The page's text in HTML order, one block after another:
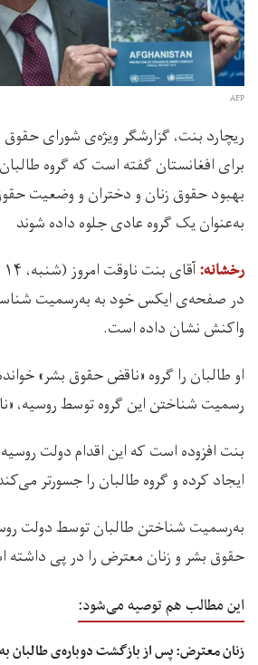
AFP
ریچارد بنت، گزارشگر ویژه‌ی شورای‌
برای افغانستان گفته است که گروه
بهبود حقوق زنان و دختران و وضعیت
به‌عنوان یک گروه عادی جلوه داده شوند
رخشانه:
در صفحه‌ی ایکس خود به به‌رسمیت
واکنش نشان داده است.
او طالبان را گروه «ناقض حقوق بشر»
رسمیت شناختن این گروه توسط روسیه،
بنت افزوده است که این اقدام دولت
ایجاد کرده و گروه طالبان را جسورتر
به‌رسمیت شناختن طالبان توسط دولت
حقوق بشر و زنان معترض را در پی
این مطالب هم توصیه می‌شود:
زنان معترض: پس از بازگشت دوباره‌ی طالبان